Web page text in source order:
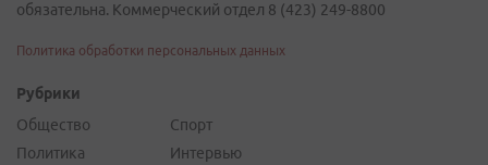
обязательна. Коммерческий отдел 8 (423) 249-8800
Политика обработки персональных данных
Рубрики
Общество
Политика
Спорт
Интервью